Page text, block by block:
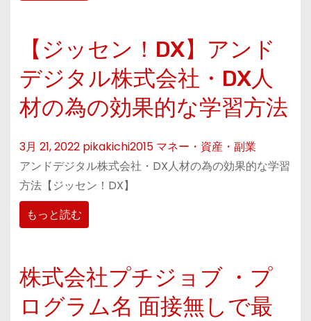
【ジッセン！DX】アンド
デジタル株式会社・DX人
材の為の効果的な学習方法
3月 21, 2022 pikakichi2015 マネー・資産・副業
アンドデジタル株式会社・DX人材の為の効果的な学習
方法【ジッセン！DX】
もっと読む
株式会社プチジョブ ・プ
ログラム名 面接無しで最